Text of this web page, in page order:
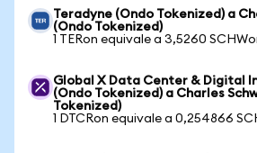
Teradyne (Ondo Tokenized) a
(Ondo Tokenized)
1 TERon equivale a 3,5260
Global X Data Center & Digital
(Ondo Tokenized) a Charles
Tokenized)
1 DTCRon equivale a 0,254866